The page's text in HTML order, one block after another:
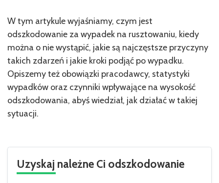
W tym artykule wyjaśniamy, czym jest
odszkodowanie za wypadek na rusztowaniu, kiedy
można o nie wystąpić, jakie są najczęstsze przyczyny
takich zdarzeń i jakie kroki podjąć po wypadku.
Opiszemy też obowiązki pracodawcy, statystyki
wypadków oraz czynniki wpływające na wysokość
odszkodowania, abyś wiedział, jak działać w takiej
sytuacji.
Uzyskaj należne Ci odszkodowanie